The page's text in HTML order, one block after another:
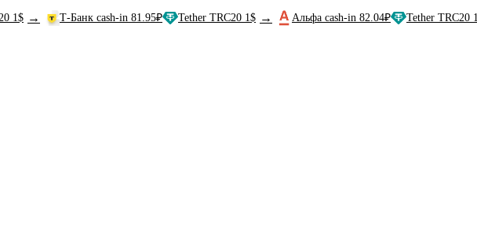
Т-Банк cash-in 81.95₽ Tether TRC20 1$ → Альфа cash-in 82.04₽ Tether TRC20 1$ →